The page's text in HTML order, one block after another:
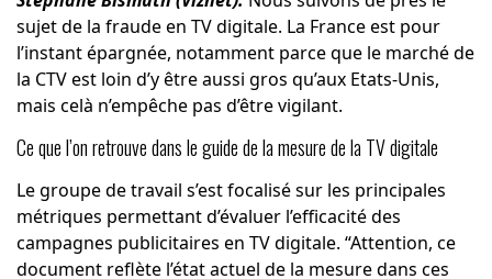
sujet de la fraude en TV digitale. La France est pour
l’instant épargnée, notamment parce que le marché de
la CTV est loin d’y être aussi gros qu’aux Etats-Unis,
mais celà n’empêche pas d’être vigilant.
Ce que l’on retrouve dans le guide de la mesure de la TV digitale
Le groupe de travail s’est focalisé sur les principales
métriques permettant d’évaluer l’efficacité des
campagnes publicitaires en TV digitale. “Attention, ce
document reflète l’état actuel de la mesure dans ces